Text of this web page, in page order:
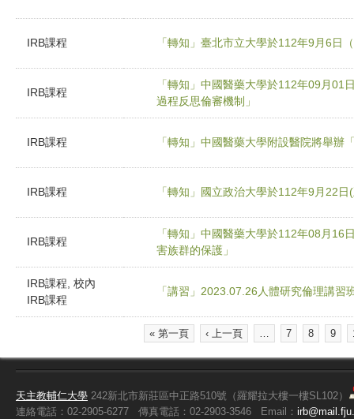
IRB課程 「轉知」臺北市立大學於112年9月6日
IRB課程
「轉知」中國醫藥大學於112年09月01
過程反思倫審機制」
IRB課程 「轉知」中國醫藥大學附設醫院將舉辦
IRB課程 「轉知」國立政治大學於112年9月22
IRB課程
「轉知」中國醫藥大學於112年08月16
害族群的保護」
IRB課程, 校內
IRB課程
「講習」2023.07.26人體研究倫理講習
« 第一頁 ‹ 上一頁 7 8 9
天主教輔仁大學 242新北市新莊區中正路510號（羅耀拉大樓一樓SL102）
連絡電話：02-2905-6277
傳真電話：02-2903-3546 Email：